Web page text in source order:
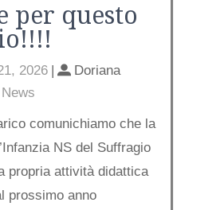
per questo
2026 |
Doriana
News
comunichiamo che la
NS del Suffragio
propria attività didattica
prossimo anno